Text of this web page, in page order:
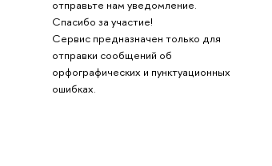
отправьте нам уведомление.
Спасибо за участие!
Сервис предназначен только для
отправки сообщений об
орфографических и пунктуационных
ошибках.